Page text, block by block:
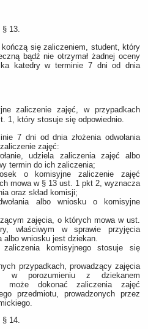
§ 13.
się zaliczeniem, student, który
bądź nie otrzymał żadnej oceny
katedry w terminie 7 dni od dnia
zaliczenie zajęć, w przypadkach
1, który stosuje się odpowiednio.
7 dni od dnia złożenia odwołania
zajęć:
udziela zaliczenia zajęć albo
termin do ich zaliczenia;
o komisyjne zaliczenie zajęć
mowa w § 13 ust. 1 pkt 2, wyznacza
oraz skład komisji;
albo wniosku o komisyjne
zajęcia, o których mowa w ust.
właściwym w sprawie przyjęcia
albo wniosku jest dziekan.
komisyjnego stosuje się
przypadkach, prowadzący zajęcia
w porozumieniu z dziekanem
może dokonać zaliczenia zajęć
przedmiotu, prowadzonych przez
§ 14.